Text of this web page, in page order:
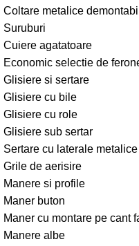
Coltare metalice
Suruburi
Cuiere agatatoare
Economic selectie de
Glisiere si sertare
Glisiere cu bile
Glisiere cu role
Glisiere sub sertar
Sertare cu laterale metalice
Grile de aerisire
Manere si profile
Maner buton
Maner cu montare pe cant
Manere albe